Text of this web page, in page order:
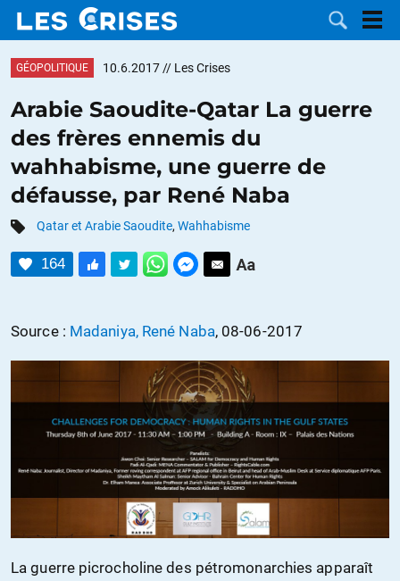
DOSSIERS
CATÉGORIES
CONTACTER
FAIRE UN
GÉOPOLITIQUE 10.6.2017 // Les Crises
Arabie Saoudite-Qatar La guerre
des frères ennemis du
wahhabisme, une guerre de
défausse, par René Naba
Qatar et Arabie Saoudite, Wahhabisme
164
Source : Madaniya, René Naba, 08-06-2017
La guerre picrocholine des pétromonarchies apparaît